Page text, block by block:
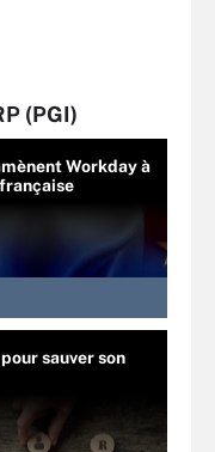
(PGI)
Workday à
sauver son